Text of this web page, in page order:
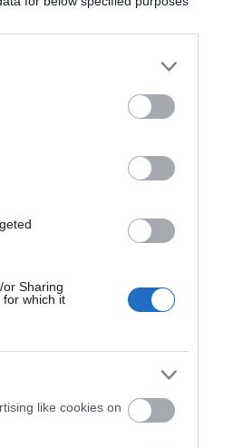
Sharing
which it
like cookies on
és az
a következő
kiadásáról
oldalt
érdemes